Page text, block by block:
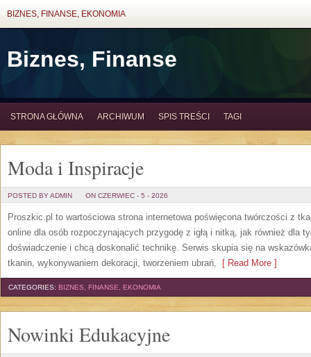
BIZNES, FINANSE, EKONOMIA
Biznes, Finanse
STRONA GŁÓWNA ARCHIWUM SPIS TREŚCI TAGI
Moda i Inspiracje
POSTED BY ADMIN ON CZERWIEC - 5 - 2026
Proszkic.pl to wartościowa strona internetowa poświęcona twórczości z
online dla osób rozpoczynających przygodę z igłą i nitką, jak również dla
doświadczenie i chcą doskonalić technikę. Serwis skupia się na
tkanin, wykonywaniem dekoracji, tworzeniem ubrań, [ Read More ]
CATEGORIES: BIZNES, FINANSE, EKONOMIA
Nowinki Edukacyjne